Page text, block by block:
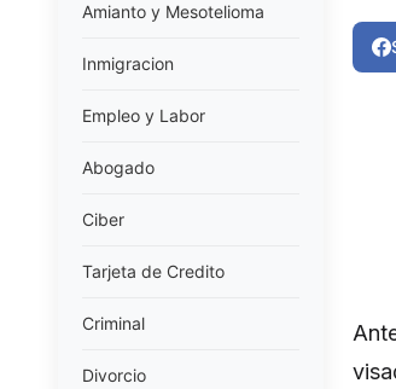
Amianto y Mesotelioma
Inmigracion
Empleo y Labor
Abogado
Ciber
Tarjeta de Credito
Criminal
Divorcio